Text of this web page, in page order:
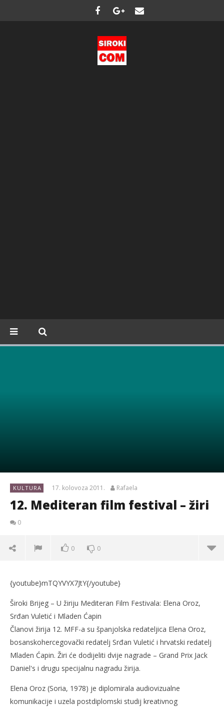
KULTURA 17. kolovoza 2011. Rafaela
12. Mediteran film festival – žiri
0
0 0
NOW VIEWING
{youtube}mTQYVYX7JtY{/youtube}
Široki Brijeg – U žiriju Mediteran Film Festivala: Elena Oroz,
Srđan Vuletić i Mladen Ćapin
Članovi žirija 12. MFF-a su španjolska redateljica Elena Oroz,
bosanskohercegovački redatelj Srđan Vuletić i hrvatski redatelj
Mladen Ćapin. Žiri će dodijeliti dvije nagrade – Grand Prix Jack
Daniel's i drugu specijalnu nagradu žirija.
Elena Oroz (Soria, 1978) je diplomirala audiovizualne
komunikacije i uzela postdiplomski studij kreativnog